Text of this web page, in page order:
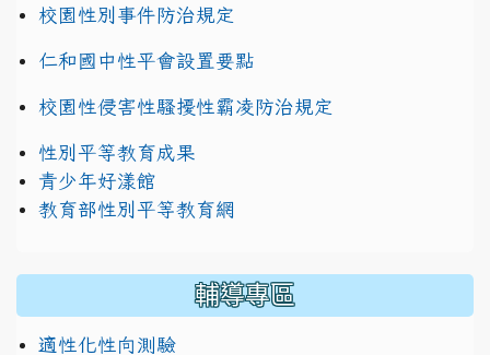
校園性別事件防治規定
仁和國中性平會設置要點
校園性侵害性騷擾性霸凌防治規定
性別平等教育成果
青少年好漾館
教育部性別平等教育網
輔導專區
適性化性向測驗